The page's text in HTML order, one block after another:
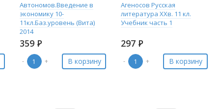
Автономов.Введение в
экономику 10-
11кл.Баз.уровень (Вита)
2014
359 Р
- + В корзину
Агеносов Русская
литература XXв. 11 кл.
Учебник часть 1
297 Р
- + В корзину